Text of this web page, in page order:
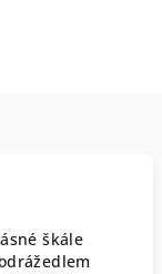
škále